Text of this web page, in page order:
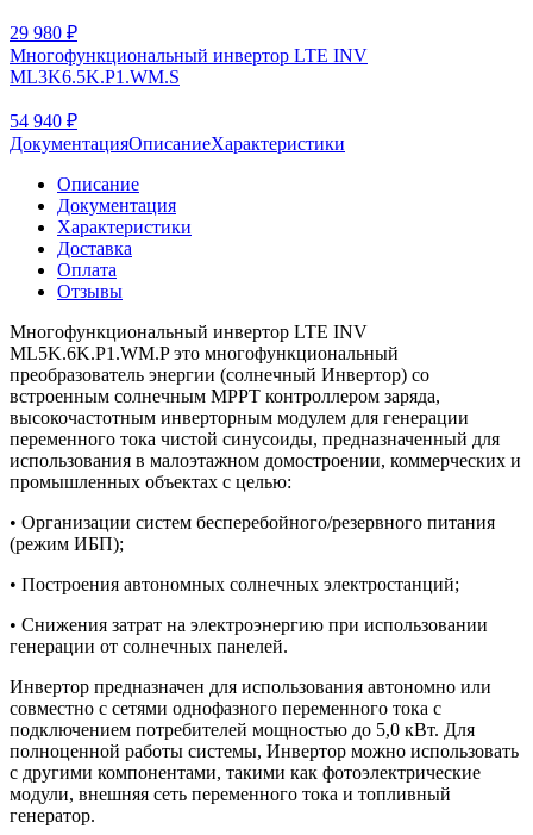
29 980 ₽
Многофункциональный инвертор LTE INV
ML3K6.5K.P1.WM.S
54 940 ₽
ДокументацияОписаниеХарактеристики
Описание
Документация
Характеристики
Доставка
Оплата
Отзывы
Многофункциональный инвертор LTE INV
ML5K.6K.P1.WM.P это многофункциональный
преобразователь энергии (солнечный Инвертор) со
встроенным солнечным MPPT контроллером заряда,
высокочастотным инверторным модулем для генерации
переменного тока чистой синусоиды, предназначенный для
использования в малоэтажном домостроении, коммерческих и
промышленных объектах с целью:
• Организации систем бесперебойного/резервного питания
(режим ИБП);
• Построения автономных солнечных электростанций;
• Снижения затрат на электроэнергию при использовании
генерации от солнечных панелей.
Инвертор предназначен для использования автономно или
совместно с сетями однофазного переменного тока с
подключением потребителей мощностью до 5,0 кВт. Для
полноценной работы системы, Инвертор можно использовать
с другими компонентами, такими как фотоэлектрические
модули, внешняя сеть переменного тока и топливный
генератор.